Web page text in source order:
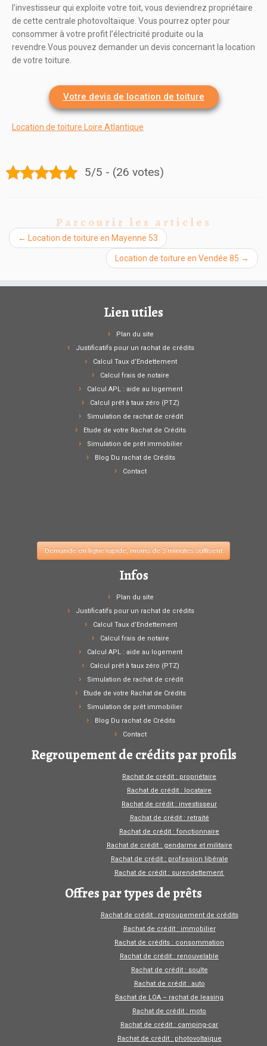
l’investisseur qui exploite votre toit, vous deviendrez propriétaire
de cette centrale photovoltaïque. Vous pourrez opter pour
consommer à votre profit l’électricité produite ou la
revendre.Vous pouvez demander un devis concernant la location
de votre toiture.
Votre devis de location de toiture
Location de toiture Loire Atlantique
5/5 - (26 votes)
Parcourir les articles
← Location de toiture en Mayenne 53
Location de toiture en Vendée 85 →
Lien utiles
Plan du site
Justificatifs pour un rachat de crédits
Calcul Taux d’Endettement
Calcul frais de notaire
Calcul APL : aide au logement
Calcul prêt à taux zéro (PTZ)
Simulation de rachat de crédit
Etude de votre Rachat de Crédits
Simulation de prêt immobilier
Blog Du rachat de Crédits
Contact
Demande en ligne rapide, moins de 3 minutes suffisent
Infos
Plan du site
Justificatifs pour un rachat de crédits
Calcul Taux d’Endettement
Calcul frais de notaire
Calcul APL : aide au logement
Calcul prêt à taux zéro (PTZ)
Simulation de rachat de crédit
Etude de votre Rachat de Crédits
Simulation de prêt immobilier
Blog Du rachat de Crédits
Contact
Regroupement de crédits par profils
Rachat de crédit : propriétaire
Rachat de crédit : locataire
Rachat de crédit : investisseur
Rachat de crédit : retraité
Rachat de crédit : fonctionnaire
Rachat de crédit : gendarme et militaire
Rachat de crédit : profession libérale
Rachat de crédit : surendettement
Offres par types de prêts
Rachat de crédit : regroupement de crédits
Rachat de crédit : immobilier
Rachat de crédits : consommation
Rachat de crédit : renouvelable
Rachat de crédit : soulte
Rachat de crédit : auto
Rachat de LOA – rachat de leasing
Rachat de crédit : moto
Rachat de crédit : camping-car
Rachat de crédit : photovoltaïque